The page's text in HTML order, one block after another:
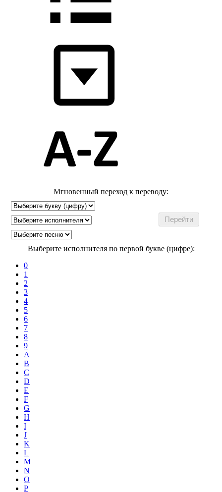
Мгновенный переход к переводу:
Выберите исполнителя по первой букве (цифре):
0
1
2
3
4
5
6
7
8
9
A
B
C
D
E
F
G
H
I
J
K
L
M
N
O
P